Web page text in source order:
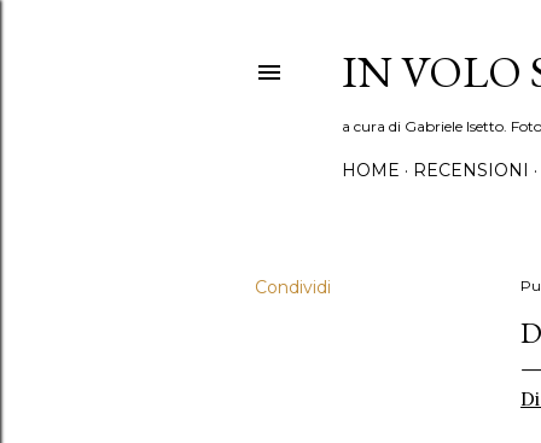
IN VOLO
a cura di Gabriele Isetto.
HOME RECENSIONI
Condividi